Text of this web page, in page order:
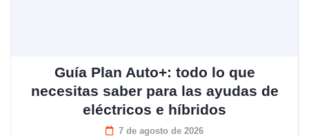
Guía Plan Auto+: todo lo que
necesitas saber para las ayudas de
eléctricos e híbridos
7 de agosto de 2026